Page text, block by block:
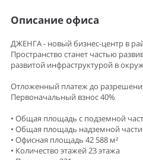
Описание офиса
ДЖЕНГА - новый бизнес-центр в
Пространство станет частью
развитой инфраструктурой в
Отложенный платеж до
Первоначальный взнос 40%
• Общая площадь с подземной
• Общая площадь надземной части
• Офисная площадь 42 588 м²
• Количество этажей 23 этажа